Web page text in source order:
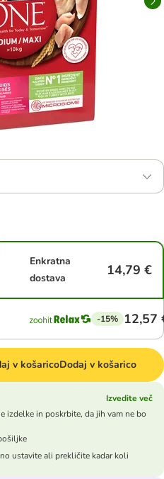
Enkratna
dostava
14,79 €
-15% 12,57
v košaricoDodaj v košarico
Izvedite več
izdelke in poskrbite, da jih vam ne bo
ustavite ali prekličite kadar koli